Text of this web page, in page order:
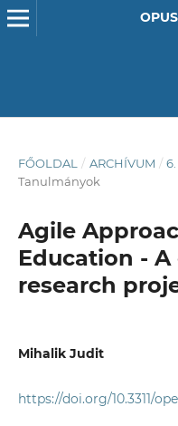
FŐOLDAL / ARCHÍVUM /
Tanulmányok
Agile
Education -
research
Mihalik Judit
https://doi.org/10.3311/